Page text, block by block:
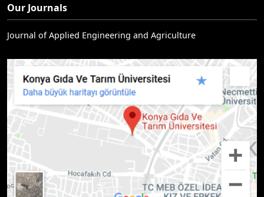
Our Journals
Journal of Applied Engineering and Agriculture